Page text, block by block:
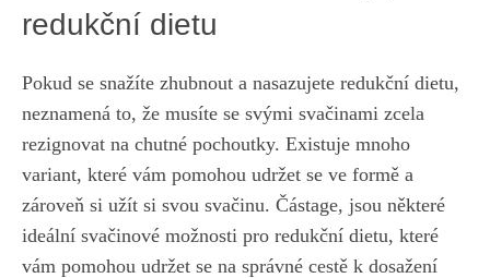
redukční dietu
Pokud se snažíte zhubnout a nasazujete redukční dietu,
neznamená to, že musíte se svými svačinami zcela
rezignovat na chutné pochoutky. Existuje mnoho
variant, které vám pomohou udržet se ve formě a
zároveň si užít si svou svačinu. Částage, jsou některé
ideální svačinové možnosti pro redukční dietu, které
vám pomohou udržet se na správné cestě k dosažení